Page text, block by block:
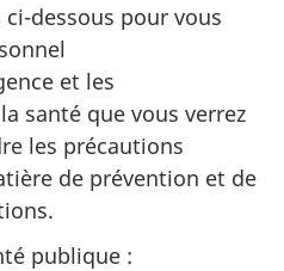
dessous pour vous
et les
santé que vous verrez
les précautions
de prévention et de
publique :